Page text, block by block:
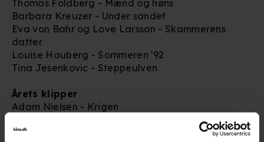
Thomas Foldberg - Mænd og høns
Barbara Kreuzer - Under sandet
Eva von Bahr og Love Larsson - Skammerens
datter
Louise Hauberg - Sommeren '92
Tina Jesenkovic - Steppeulven
Årets klipper
Adam Nielsen - Krigen
Benjamin Binderup og Anders Albjerg Kristiansen -
Sommeren '92